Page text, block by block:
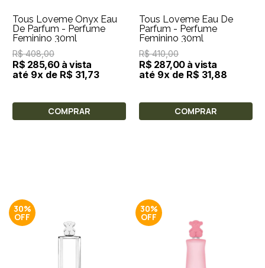
Tous Loveme Onyx Eau
De Parfum - Perfume
Feminino 30ml
R$ 408,00
R$ 285,60 à vista
até 9x de R$ 31,73
COMPRAR
Tous Loveme Eau De
Parfum - Perfume
Feminino 30ml
R$ 410,00
R$ 287,00 à vista
até 9x de R$ 31,88
COMPRAR
30% 30%